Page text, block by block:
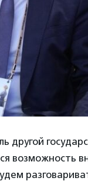
другой
возможность